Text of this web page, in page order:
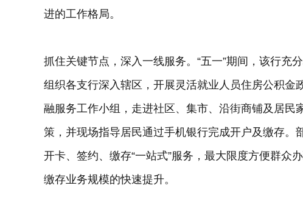
进的工作格局。
抓住关键节点，深入一线服务。“五一”期间，该行充
组织各支行深入辖区，开展灵活就业人员住房公积金
融服务工作小组，走进社区、集市、沿街商铺及居民
策，并现场指导居民通过手机银行完成开户及缴存。
开卡、签约、缴存“一站式”服务，最大限度方便群众
缴存业务规模的快速提升。